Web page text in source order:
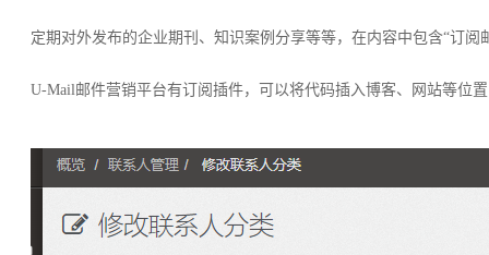
定期对外发布的企业期刊、知识案例分享等等，在内容中包含“订
U-Mail邮件营销平台有订阅插件，可以将代码插入博客、网站等位